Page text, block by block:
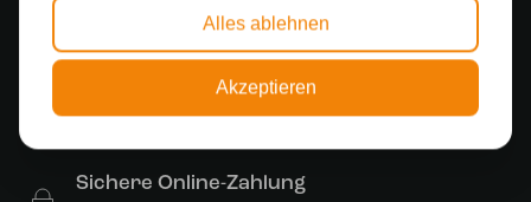
Kostenloser Versand
Kostenloser Versand in Deutschland ab 99 €
Sichere Online-Zahlung
Alles ablehnen
Akzeptieren